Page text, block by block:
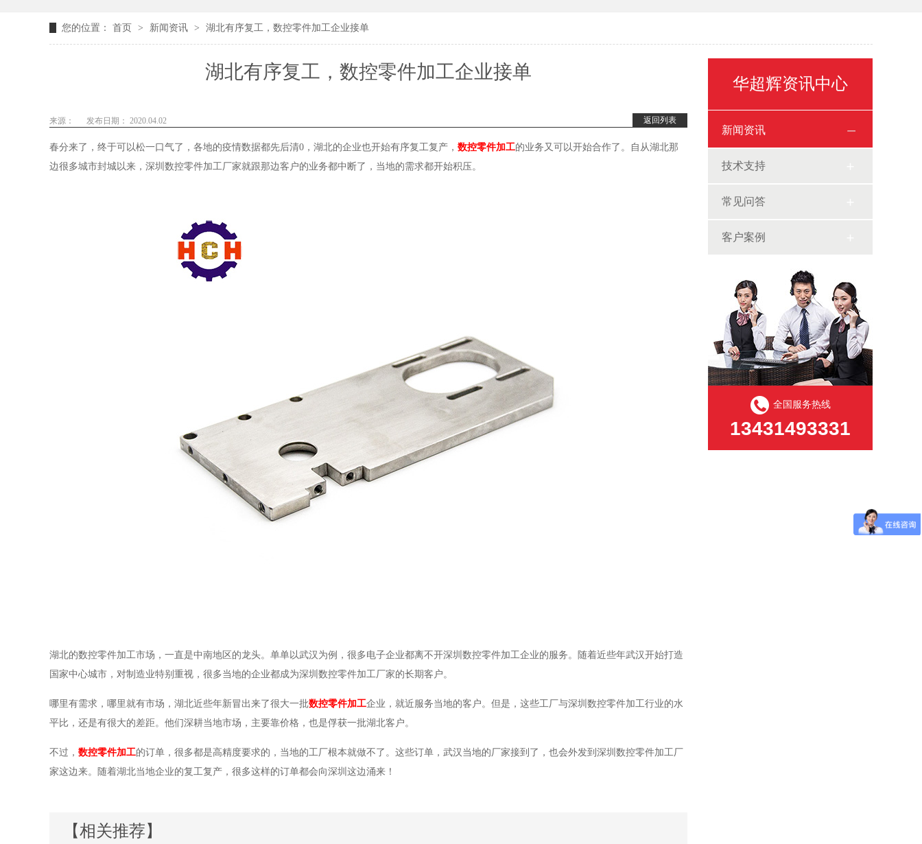
您的位置： 首页 > 新闻资讯 > 湖北有序复工，数控零件加工企业接单
湖北有序复工，数控零件加工企业接单
返回列表
来源： 发布日期： 2020.04.02
春分来了，终于可以松一口气了，各地的疫情数据都先后清0，湖北的企业也开始有序复工复产， 数控零件加工的业务又可以开始合作了。自从湖北那
边很多城市封城以来，深圳数控零件加工厂家就跟那边客户的业务都中断了，当地的需求都开始积压。
湖北的数控零件加工市场，一直是中南地区的龙头。单单以武汉为例，很多电子企业都离不开深圳数控零件加工企业的服务。随着近些年武汉开始打造
国家中心城市，对制造业特别重视，很多当地的企业都成为深圳数控零件加工厂家的长期客户。
哪里有需求，哪里就有市场，湖北近些年新冒出来了很大一批数控零件加工企业，就近服务当地的客户。但是，这些工厂与深圳数控零件加工行业的水
平比，还是有很大的差距。他们深耕当地市场，主要靠价格，也是俘获一批湖北客户。
不过， 数控零件加工的订单，很多都是高精度要求的，当地的工厂根本就做不了。这些订单，武汉当地的厂家接到了，也会外发到深圳数控零件加工厂
家这边来。随着湖北当地企业的复工复产，很多这样的订单都会向深圳这边涌来！
【相关推荐】
华超辉资讯中心
新闻资讯
技术支持
常见问答
客户案例
全国服务热线
13431493331